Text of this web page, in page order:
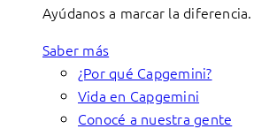
Ayúdanos a marcar la diferencia.
Saber más
¿Por qué Capgemini?
Vida en Capgemini
Conocé a nuestra gente